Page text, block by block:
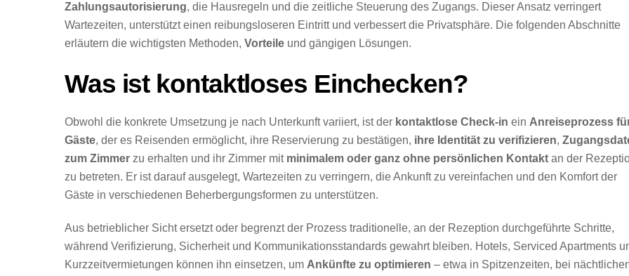
Zahlungsautorisierung, die Hausregeln und die zeitliche Steuerung des Zugangs. Dieser Ansatz verringert
Wartezeiten, unterstützt einen reibungsloseren Eintritt und verbessert die Privatsphäre. Die folgenden Abschnitte
erläutern die wichtigsten Methoden, Vorteile und gängigen Lösungen.
Was ist kontaktloses Einchecken?
Obwohl die konkrete Umsetzung je nach Unterkunft variiert, ist der kontaktlose Check-in ein Anreiseprozess
Gäste, der es Reisenden ermöglicht, ihre Reservierung zu bestätigen, ihre Identität zu verifizieren,
zum Zimmer zu erhalten und ihr Zimmer mit minimalem oder ganz ohne persönlichen Kontakt an der
zu betreten. Er ist darauf ausgelegt, Wartezeiten zu verringern, die Ankunft zu vereinfachen und den Komfort der
Gäste in verschiedenen Beherbergungsformen zu unterstützen.
Aus betrieblicher Sicht ersetzt oder begrenzt der Prozess traditionelle, an der Rezeption durchgeführte Schritte,
während Verifizierung, Sicherheit und Kommunikationsstandards gewahrt bleiben. Hotels, Serviced Apartments
Kurzzeitvermietungen können ihn einsetzen, um Ankünfte zu optimieren – etwa in Spitzenzeiten, bei